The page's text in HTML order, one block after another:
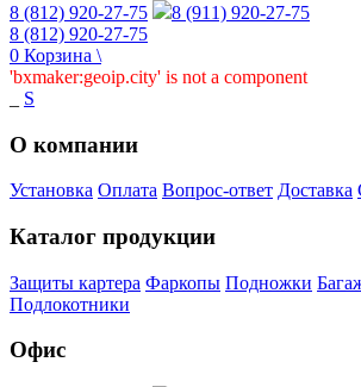
8 (812) 920-27-75
8 (911) 920-27-75
8 (812) 920-27-75
0 Корзина \
'bxmaker:geoip.city' is not a component
S
О компании
Установка Оплата Вопрос-ответ Доставка
Каталог продукции
Защиты картера Фаркопы Подножки
Подлокотники
Офис